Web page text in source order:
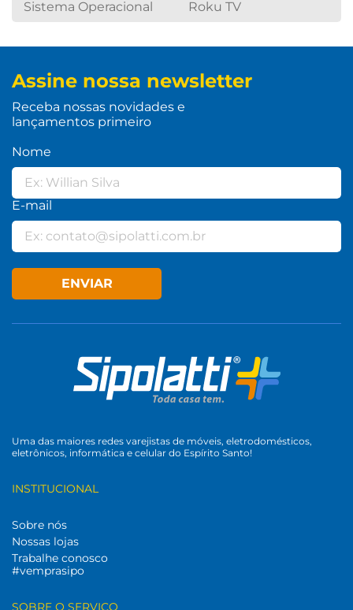
Sistema Operacional Roku TV
Assine nossa newsletter
Receba nossas novidades e
lançamentos primeiro
Nome
E-mail
ENVIAR
Uma das maiores redes varejistas de móveis, eletrodomésticos,
eletrônicos, informática e celular do Espírito Santo!
INSTITUCIONAL
Sobre nós
Nossas lojas
Trabalhe conosco
#vemprasipo
SOBRE O SERVIÇO